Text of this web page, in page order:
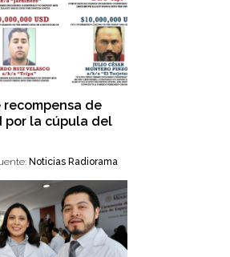
recompensa de
por la cúpula del
Noticias Radiorama